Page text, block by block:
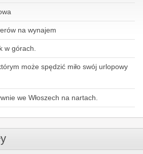
na wynajem
w górach.
może spędzić miło swój urlopowy
we Włoszech na nartach.